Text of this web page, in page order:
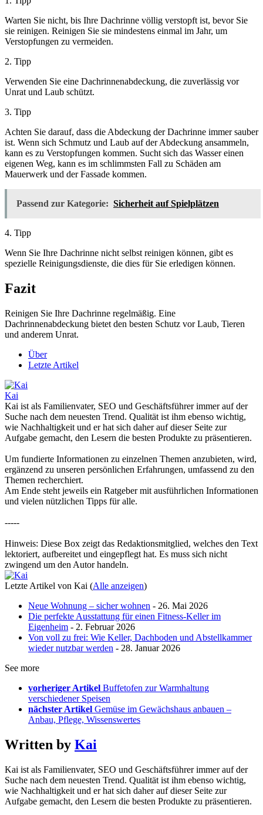
Warten Sie nicht, bis Ihre Dachrinne völlig verstopft ist, bevor Sie
sie reinigen. Reinigen Sie sie mindestens einmal im Jahr, um
Verstopfungen zu vermeiden.
2. Tipp
Verwenden Sie eine Dachrinnenabdeckung, die zuverlässig vor
Unrat und Laub schützt.
3. Tipp
Achten Sie darauf, dass die Abdeckung der Dachrinne immer sauber
ist. Wenn sich Schmutz und Laub auf der Abdeckung ansammeln,
kann es zu Verstopfungen kommen. Sucht sich das Wasser einen
eigenen Weg, kann es im schlimmsten Fall zu Schäden am
Mauerwerk und der Fassade kommen.
Passend zur Kategorie: Sicherheit auf Spielplätzen
4. Tipp
Wenn Sie Ihre Dachrinne nicht selbst reinigen können, gibt es
spezielle Reinigungsdienste, die dies für Sie erledigen können.
Fazit
Reinigen Sie Ihre Dachrinne regelmäßig. Eine
Dachrinnenabdeckung bietet den besten Schutz vor Laub, Tieren
und anderem Unrat.
Über
Letzte Artikel
Kai
Kai ist als Familienvater, SEO und Geschäftsführer immer auf der
Suche nach dem neuesten Trend. Qualität ist ihm ebenso wichtig,
wie Nachhaltigkeit und er hat sich daher auf dieser Seite zur
Aufgabe gemacht, den Lesern die besten Produkte zu präsentieren.
Um fundierte Informationen zu einzelnen Themen anzubieten, wird,
ergänzend zu unseren persönlichen Erfahrungen, umfassend zu den
Themen recherchiert.
Am Ende steht jeweils ein Ratgeber mit ausführlichen Informationen
und vielen nützlichen Tipps für alle.
-----
Hinweis: Diese Box zeigt das Redaktionsmitglied, welches den Text
lektoriert, aufbereitet und eingepflegt hat. Es muss sich nicht
zwingend um den Autor handeln.
Letzte Artikel von Kai (Alle anzeigen)
Neue Wohnung – sicher wohnen - 26. Mai 2026
Die perfekte Ausstattung für einen Fitness-Keller im
Eigenheim - 2. Februar 2026
Von voll zu frei: Wie Keller, Dachboden und Abstellkammer
wieder nutzbar werden - 28. Januar 2026
See more
vorheriger Artikel Buffetofen zur Warmhaltung
verschiedener Speisen
nächster Artikel Gemüse im Gewächshaus anbauen –
Anbau, Pflege, Wissenswertes
Written by Kai
Kai ist als Familienvater, SEO und Geschäftsführer immer auf der
Suche nach dem neuesten Trend. Qualität ist ihm ebenso wichtig,
wie Nachhaltigkeit und er hat sich daher auf dieser Seite zur
Aufgabe gemacht, den Lesern die besten Produkte zu präsentieren.